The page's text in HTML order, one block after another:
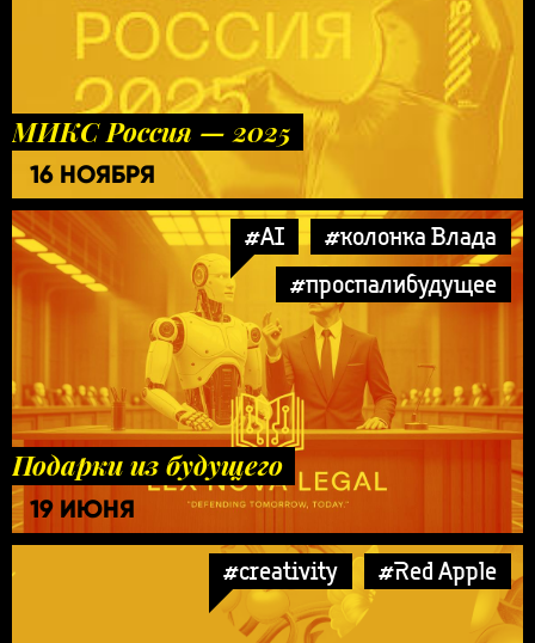
МИКС Россия — 2025
16 НОЯБРЯ
#AI
#колонка Влада
#проспалибудущее
Подарки из будущего
19 ИЮНЯ
#creativity #Red Apple